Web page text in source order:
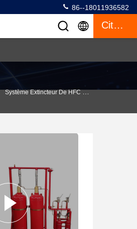
86--18011936582
Citation
Système Extincteur De HFC 227ea >